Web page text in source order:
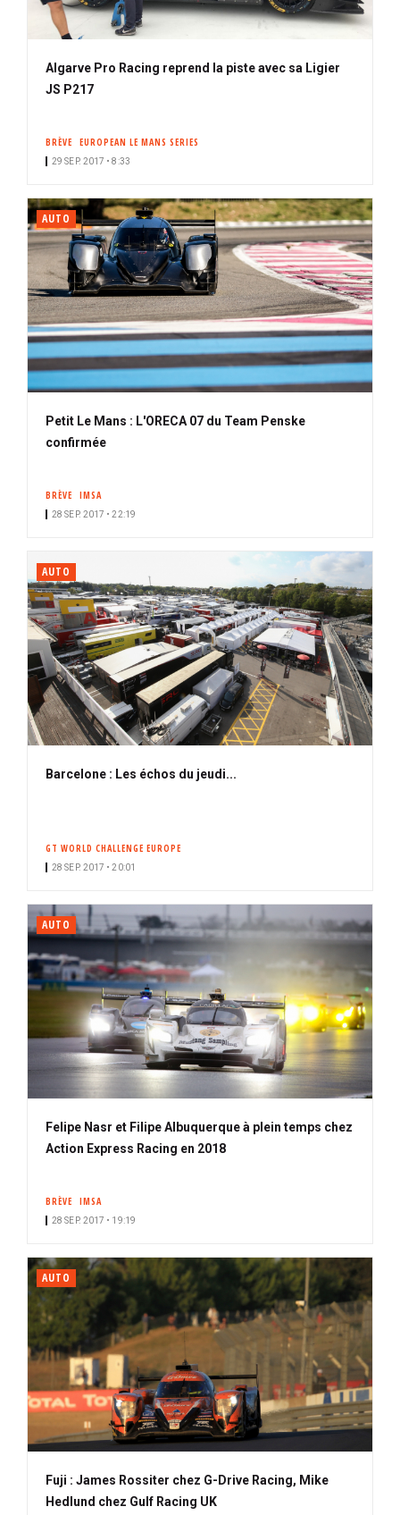
Algarve Pro Racing reprend la piste avec sa Ligier
JS P217
BRÈVE EUROPEAN LE MANS SERIES
29 SEP. 2017 • 8:33
AUTO
Petit Le Mans : L'ORECA 07 du Team Penske
confirmée
BRÈVE IMSA
28 SEP. 2017 • 22:19
AUTO
Barcelone : Les échos du jeudi...
GT WORLD CHALLENGE EUROPE
28 SEP. 2017 • 20:01
AUTO
Felipe Nasr et Filipe Albuquerque à plein temps chez
Action Express Racing en 2018
BRÈVE IMSA
28 SEP. 2017 • 19:19
AUTO
Fuji : James Rossiter chez G-Drive Racing, Mike
Hedlund chez Gulf Racing UK